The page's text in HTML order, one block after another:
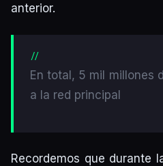
anterior.
En total, 5 mil millones
a la red principal
Recordemos que durante